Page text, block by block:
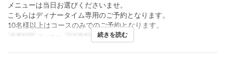
メニューは当日お選びくださいませ。
こちらはディナータイム専用のご予約となります。
10名様以上はコースのみでのご予約となります。
食事時間 ディナー 注文数制限 2 ~ 6
続きを読む